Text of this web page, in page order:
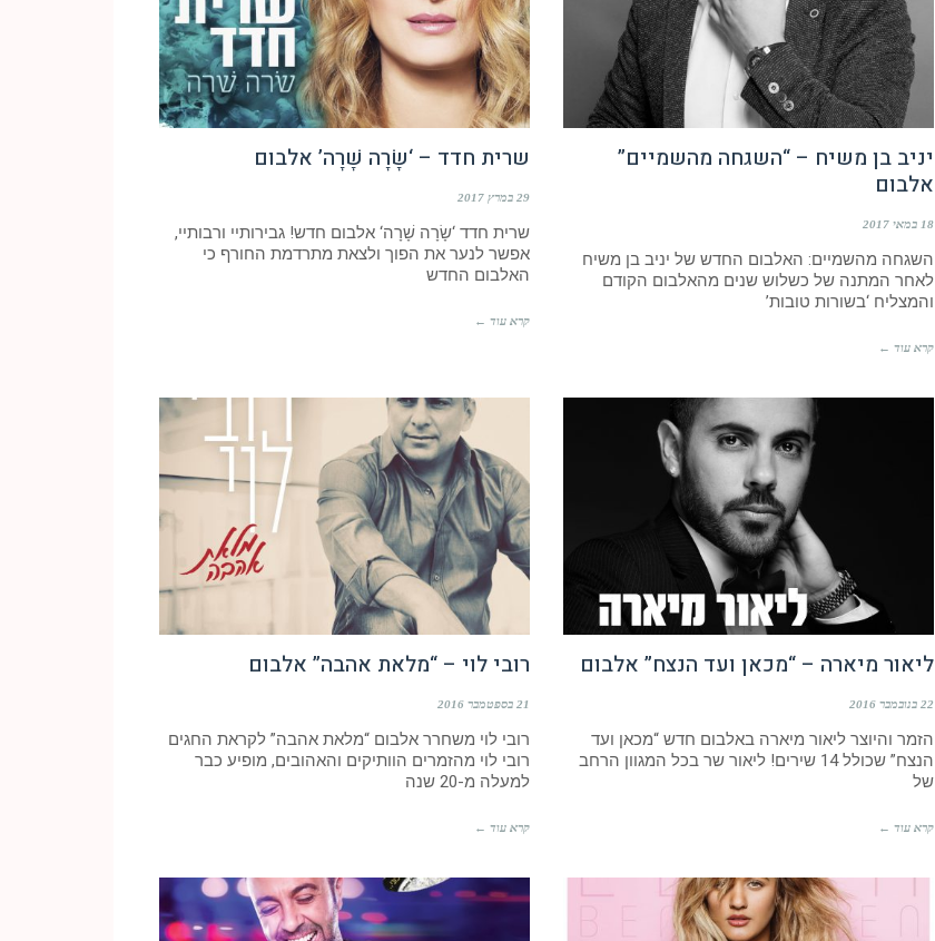
יניב בן משיח – “השגחה מהשמיים”
אלבום
18 במאי 2017
השגחה מהשמיים: האלבום החדש של יניב בן משיח
לאחר המתנה של כשלוש שנים מהאלבום הקודם
והמצליח ‘בשורות טובות’
קרא עוד ←
שרית חדד – ‘שָׂרָה שָׁרָה’ אלבום
29 במרץ 2017
שרית חדד ‘שָׂרָה שָׁרָה‘ אלבום חדש! גבירותיי ורבותיי,
אפשר לנער את הפוך ולצאת מתרדמת החורף כי
האלבום החדש
קרא עוד ←
ליאור מיארה – “מכאן ועד הנצח” אלבום
22 בנובמבר 2016
הזמר והיוצר ליאור מיארה באלבום חדש “מכאן ועד
הנצח” שכולל 14 שירים! ליאור שר בכל המגוון הרחב
של
קרא עוד ←
רובי לוי – “מלאת אהבה” אלבום
21 בספטמבר 2016
רובי לוי משחרר אלבום “מלאת אהבה” לקראת החגים
רובי לוי מהזמרים הוותיקים והאהובים, מופיע כבר
למעלה מ-20 שנה
קרא עוד ←